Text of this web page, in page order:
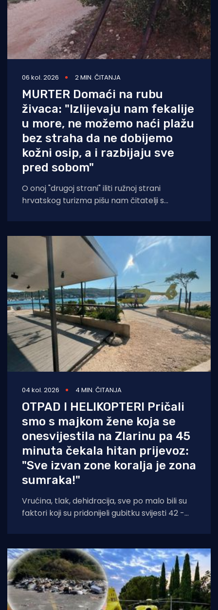
06 kol. 2026 2 MIN. ČITANJA
MURTER Domaći na rubu
živaca: "Izlijevaju nam fekalije
u more, ne možemo naći plažu
bez straha da ne dobijemo
kožni osip, a i razbijaju sve
pred sobom"
O onoj "drugoj strani" iliti ružnoj strani
hrvatskog turizma pišu nam čitatelji s
04 kol. 2026 4 MIN. ČITANJA
OTPAD I HELIKOPTERI Pričali
smo s majkom žene koja se
onesvijestila na Zlarinu pa 45
minuta čekala hitan prijevoz:
"Sve izvan zone koralja je zona
sumraka!"
Vrućina, tlak, dehidracija, sve po malo bili su
faktori koji su pridonijeli gubitku svijesti 42 -